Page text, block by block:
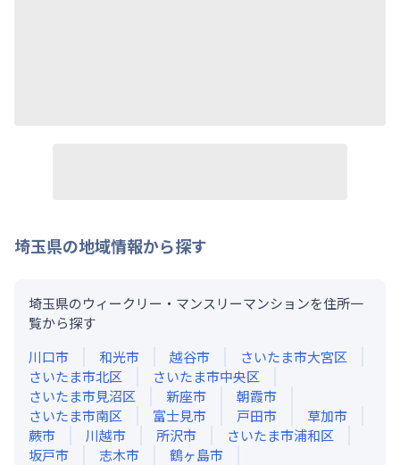
埼玉県の地域情報から探す
埼玉県のウィークリー・マンスリーマンションを住所一
覧から探す
川口市
和光市 越谷市
さいたま市大宮区
さいたま市北区
さいたま市中央区
さいたま市見沼区
新座市
朝霞市
さいたま市南区
富士見市 戸田市
草加市
蕨市
川越市 所沢市
さいたま市浦和区
坂戸市
志木市 鶴ヶ島市